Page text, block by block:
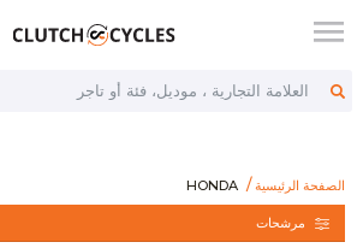
العلامة التجارية ، موديل، فئة أو تاجر
الصفحة الرئيسية ar/bikes/brand-honda
HONDA
HONDA
مرشحات